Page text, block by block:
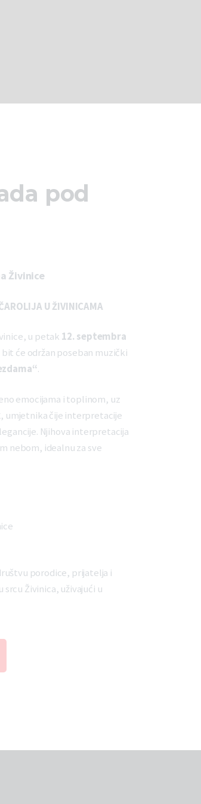
pod
Živinice
U ŽIVINICAMA
u petak 12. septembra
će održan poseban muzički
.
emocijama i toplinom, uz
, umjetnika čije interpretacije
Njihova interpretacija
nebom, idealnu za sve
porodice, prijatelja i
Živinica, uživajući u